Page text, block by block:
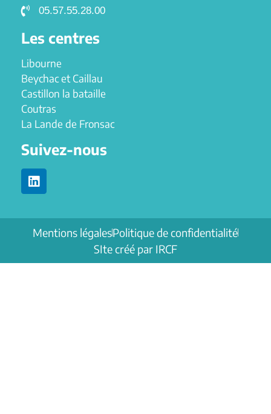
05.57.55.28.00
Les centres
Libourne
Beychac et Caillau
Castillon la bataille
Coutras
La Lande de Fronsac
Suivez-nous
Mentions légalesPolitique de confidentialité
SIte créé par IRCF